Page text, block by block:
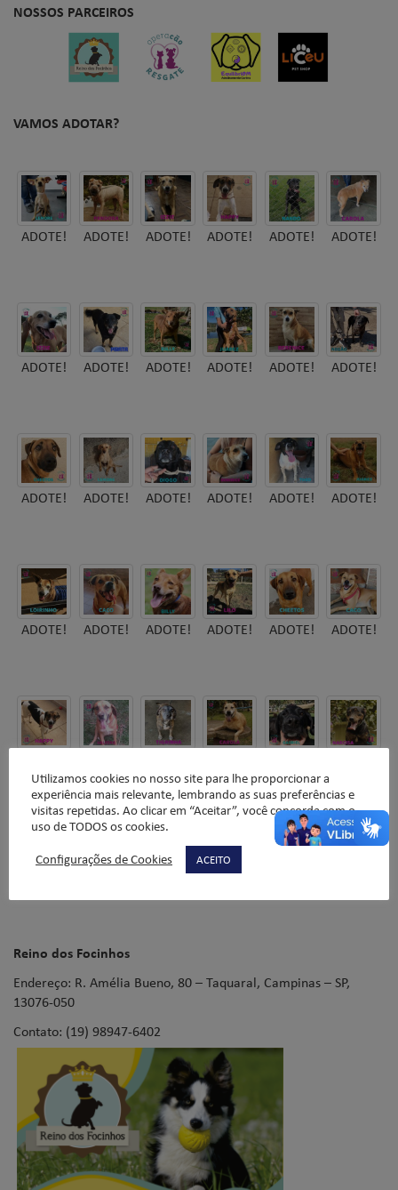
​NOSSOS PARCEIROS
VAMOS ADOTAR?
ADOTE! ADOTE! ADOTE! ADOTE! ADOTE! ADOTE!
ADOTE! ADOTE! ADOTE! ADOTE! ADOTE! ADOTE!
ADOTE! ADOTE! ADOTE! ADOTE! ADOTE! ADOTE!
ADOTE! ADOTE! ADOTE! ADOTE! ADOTE! ADOTE!
Reino dos Focinhos
Endereço: R. Amélia Bueno, 80 – Taquaral, Campinas – SP,
13076-050
Contato: (19) 98947-6402
Utilizamos cookies no nosso site para lhe proporcionar a
experiência mais relevante, lembrando as suas preferências e
visitas repetidas. Ao clicar em “Aceitar”, você concorda com o
uso de TODOS os cookies.
Configurações de Cookies
ACEITO